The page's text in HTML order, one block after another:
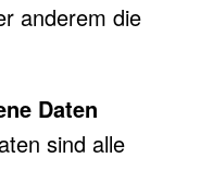
anderem die
Daten
sind alle